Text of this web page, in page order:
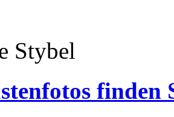
Stybel
finden